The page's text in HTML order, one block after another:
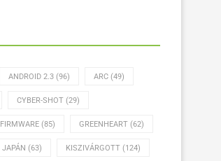
ANDROID 2.3 (96) ARC (49)
CYBER-SHOT (29)
FIRMWARE (85) GREENHEART (62)
JAPÁN (63) KISZIVÁRGOTT (124)